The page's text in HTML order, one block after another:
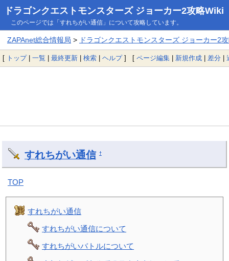
ドラゴンクエストモンスターズ ジョーカー2攻略Wiki
このページでは「すれちがい通信」について攻略しています。
ZAPAnet総合情報局 > ドラゴンクエストモンスターズ ジョーカー2
[ トップ| 一覧 | 最終更新 | 検索 | ヘルプ] [ ページ編集 | 新規作成 | 差分 |
すれちがい通信 †
TOP
すれちがい通信
すれちがい通信について
すれちがいバトルについて